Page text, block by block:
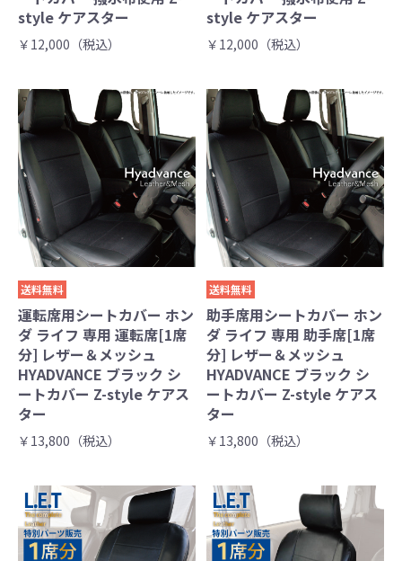
style ケアスター
￥12,000（税込）
style ケアスター
￥12,000（税込）
送料無料
運転席用シートカバー ホン
ダ ライフ 専用 運転席[1席
分] レザー＆メッシュ
HYADVANCE ブラック シ
ートカバー Z-style ケアス
ター
￥13,800（税込）
送料無料
助手席用シートカバー ホン
ダ ライフ 専用 助手席[1席
分] レザー＆メッシュ
HYADVANCE ブラック シ
ートカバー Z-style ケアス
ター
￥13,800（税込）